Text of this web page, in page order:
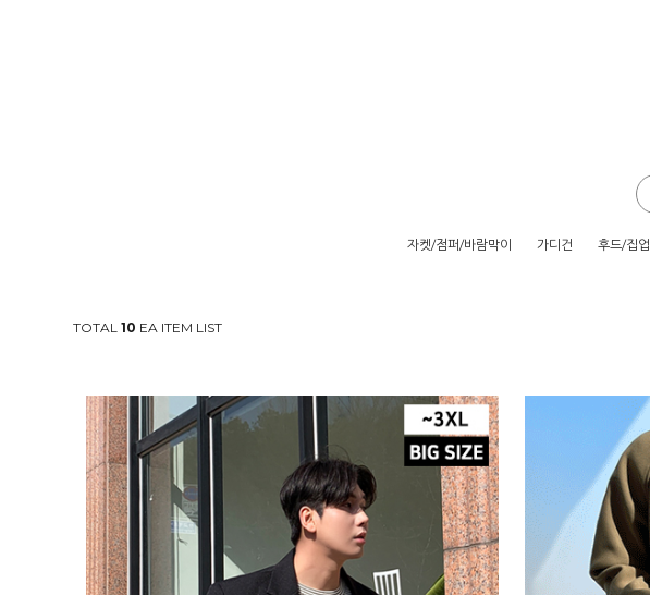
자켓/점퍼/바람막이 가디건 후드/집업
TOTAL10 EA ITEM LIST